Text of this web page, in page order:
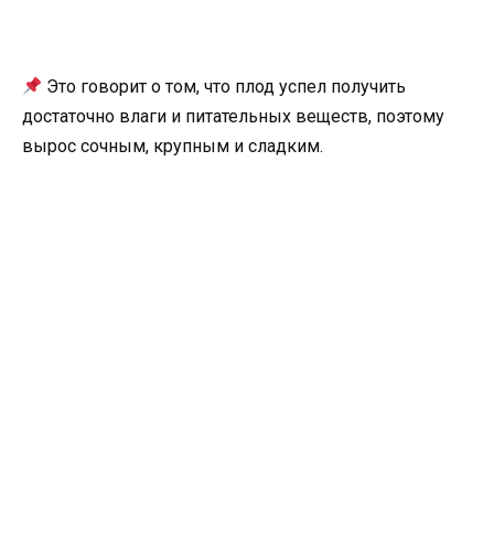
Это говорит о том, что плод успел получить
достаточно влаги и питательных веществ, поэтому
вырос сочным, крупным и сладким.